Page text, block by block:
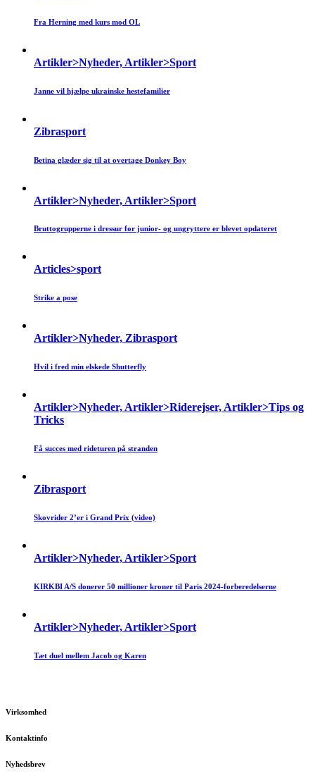
Fra Herning med kurs mod OL
Artikler>Nyheder, Artikler>Sport
Janne vil hjælpe ukrainske hestefamilier
Zibrasport
Betina glæder sig til at overtage Donkey Boy
Artikler>Nyheder, Artikler>Sport
Bruttogrupperne i dressur for junior- og ungryttere er blevet opdateret
Articles>sport
Strike a pose
Artikler>Nyheder, Zibrasport
Hvil i fred min elskede Shutterfly
Artikler>Nyheder, Artikler>Riderejser, Artikler>Tips og
Tricks
Få succes med rideturen på stranden
Zibrasport
Skovrider 2’er i Grand Prix (video)
Artikler>Nyheder, Artikler>Sport
KIRKBI A/S donerer 50 millioner kroner til Paris 2024-forberedelserne
Artikler>Nyheder, Artikler>Sport
Tæt duel mellem Jacob og Karen
Virksomhed
Kontaktinfo
Nyhedsbrev